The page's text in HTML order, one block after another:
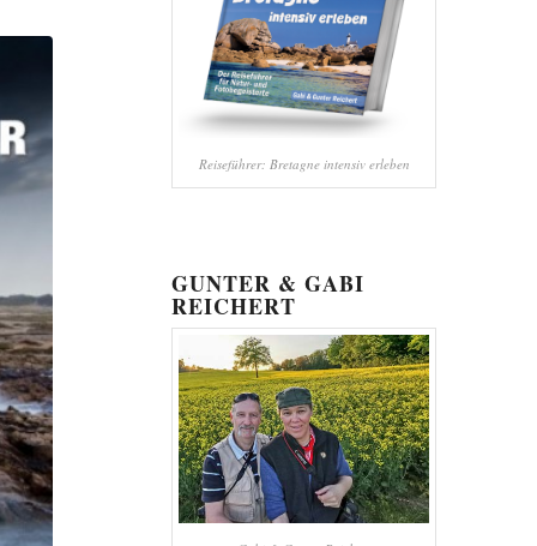
Reiseführer: Bretagne intensiv erleben
GUNTER & GABI
REICHERT